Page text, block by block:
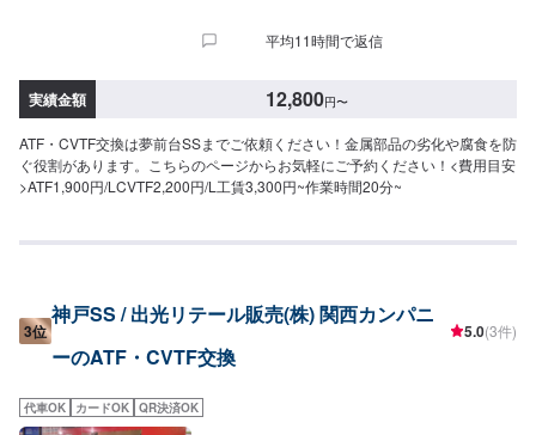
平均11時間で返信
実績金額 12,800円〜
ATF・CVTF交換は夢前台SSまでご依頼ください！金属部品の劣化や腐食を防
ぐ役割があります。こちらのページからお気軽にご予約ください！<費用目安
>ATF1,900円/LCVTF2,200円/L工賃3,300円~作業時間20分~
3位
神戸SS / 出光リテール販売(株) 関西カンパニ
ーのATF・CVTF交換
5.0(3件)
代車OK カードOK QR決済OK